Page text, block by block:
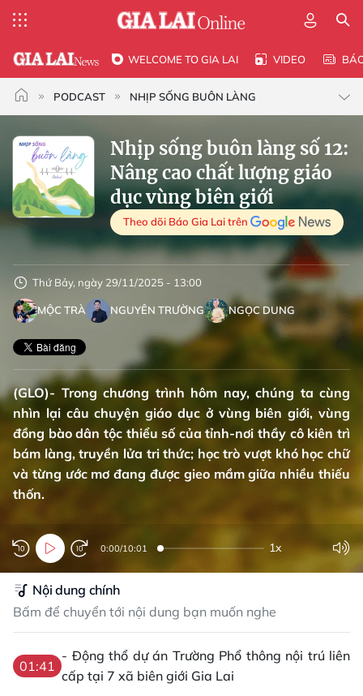
WELCOME TO GIA LAI VIDEO
PODCAST NHỊP SỐNG BUÔN LÀNG
Nhịp sống buôn làng số 12:
Nâng cao chất lượng giáo
dục vùng biên giới
Theo dõi Báo Gia Lai trên
Thứ Bảy, ngày 29/11/2025 - 13:00
MỘC TRÀ NGUYÊN TRƯỜNG NGỌC DUNG
(GLO)- Trong chương trình hôm nay, chúng ta cùng
nhìn lại câu chuyện giáo dục ở vùng biên giới, vùng
đồng bào dân tộc thiểu số của tỉnh-nơi thầy cô kiên trì
bám làng, truyền lửa tri thức; học trò vượt khó học chữ
và từng ước mơ đang được gieo mầm giữa nhiều thiếu
thốn.
0:00/10:01 1x
Nội dung chính
Bấm để chuyển tới nội dung bạn muốn nghe
01:41
- Động thổ dự án Trường Phổ thông nội trú liên
cấp tại 7 xã biên giới Gia Lai